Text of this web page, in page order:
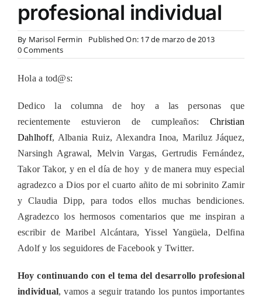
profesional individual
By Marisol Fermin
Published On: 17 de marzo de 2013
0 Commentson
Hoy
con
tema
del
desarrollo
profesional
individual
Hola a tod@s:
Dedico la columna de hoy a las personas que
recientemente estuvieron de cumpleaños: Christian
Dahlhoff, Albania Ruiz, Alexandra Inoa, MariluzJáquez,
Narsingh Agrawal, Melvin Vargas, Gertrudis Fernández,
Takor Takor, y en el día de hoy y de manera muy especial
agradezco a Dios por el cuarto añito de mi sobrinito Zamir
y Claudia Dipp, para todos ellos muchas bendiciones.
Agradezco los hermosos comentarios que me inspiran a
escribir de Maribel Alcántara, Yissel Yangüela, Delfina
Adolf y los seguidores de Facebook y Twitter.
Hoy continuando con el tema del desarrollo profesional
individual, vamos a seguir tratando los puntos importantes